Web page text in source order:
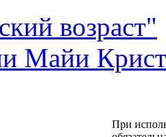
возраст"
Майи
При